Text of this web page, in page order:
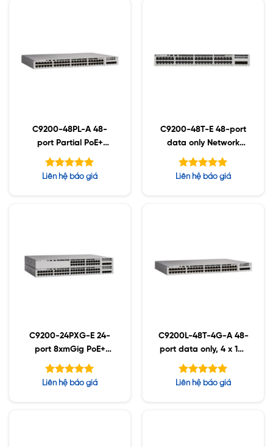
C9200-48PL-A 48-
port Partial PoE+
Network Advantage
Được xếp
Liên hệ báo giá
C9200-48T-E 48-port
data only Network
Essentials
Được xếp
Liên hệ báo giá
C9200-24PXG-E 24-
port 8xmGig PoE+
Network Essentials
Được xếp
Liên hệ báo giá
C9200L-48T-4G-A 48-
port data only, 4 x 1G,
Network Advantage
Được xếp
Liên hệ báo giá